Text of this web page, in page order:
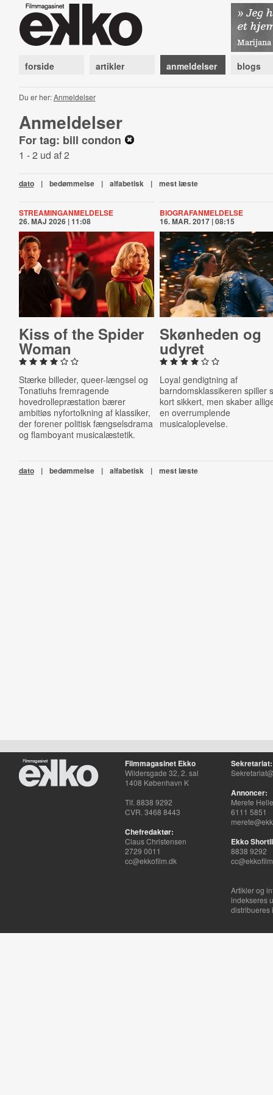
forside artikler anmeldelser blogs
Du er her:Anmeldelser
Anmeldelser
For tag: bill condon
1 - 2 ud af 2
dato | bedømmelse | alfabetisk | mest læste
STREAMINGANMELDELSE
26. MAJ 2026 | 11:08
Kiss of the Spider
Woman
Stærke billeder, queer-længsel og
Tonatiuhs fremragende
hovedrollepræstation bærer
ambitiøs nyfortolkning af klassiker,
der forener politisk fængselsdrama
og flamboyant musicalæstetik.
BIOGRAFANMELDELSE
16. MAR. 2017 | 08:15
Skønheden og
udyret
Loyal gendigtning af
barndomsklassikeren spiller
kort sikkert, men skaber
en overrumplende
musicaloplevelse.
dato | bedømmelse | alfabetisk | mest læste
Filmmagasinet Ekko
Wildersgade 32, 2. sal
1408 København K
Tlf. 8838 9292
CVR. 3468 8443
Chefredaktør:
Claus Christensen
2729 0011
cc@ekkofilm.dk
Sekretariat:
Annoncer:
Merete
6111 5851
Ekko
8838 9292
Artikler og
indekseres
distribueres